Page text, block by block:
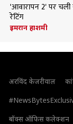
'आवारापन 2' पर
रेटिंग
इमरान हाशमी
अरविंद केजरीवाल
बॉक्स ऑफिस कलेक्शन